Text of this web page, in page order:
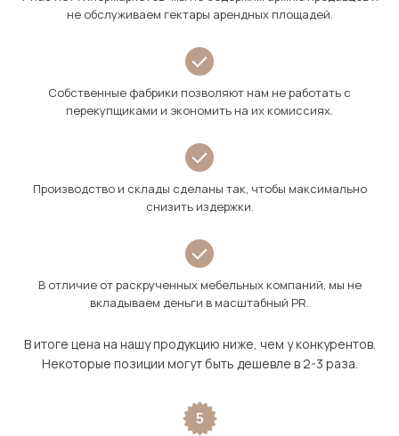
не обслуживаем гектары арендных площадей.
Собственные фабрики позволяют нам не работать с
перекупщиками и экономить на их комиссиях.
Производство и склады сделаны так, чтобы максимально
снизить издержки.
В отличие от раскрученных мебельных компаний, мы не
вкладываем деньги в масштабный PR.
В итоге цена на нашу продукцию ниже, чем у конкурентов.
Некоторые позиции могут быть дешевле в 2-3 раза.
5